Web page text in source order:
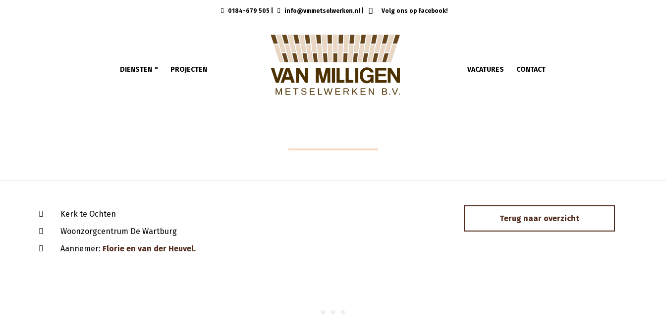
0184-679 505 info@vmmetselwerken.nl| Volg ons op Facebook!
DIENSTEN PROJECTEN VACATURES CONTACT
Kerk te Ochten
Woonzorgcentrum De Wartburg
Aannemer: Florie en van der Heuvel.
Terug naar overzicht